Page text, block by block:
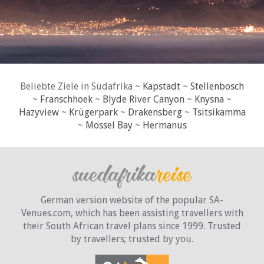
Beliebte Ziele in Südafrika ~ Kapstadt ~ Stellenbosch
~ Franschhoek ~ Blyde River Canyon ~ Knysna ~
Hazyview~ Krügerpark~ Drakensberg~ Tsitsikamma
~ Mossel Bay~ Hermanus
German version website of the popular SA-
Venues.com, which has been assisting travellers with
their South African travel plans since 1999. Trusted
by travellers; trusted by you.